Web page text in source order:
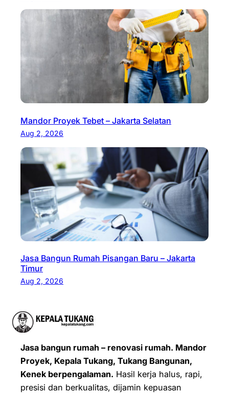
Mandor Proyek Tebet – Jakarta Selatan
Aug 2, 2026
Jasa Bangun Rumah Pisangan Baru – Jakarta
Timur
Aug 2, 2026
Jasa bangun rumah – renovasi rumah. Mandor
Proyek, Kepala Tukang, Tukang Bangunan,
Kenek berpengalaman. Hasil kerja halus, rapi,
presisi dan berkualitas, dijamin kepuasan